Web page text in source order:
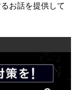
お話を提供して